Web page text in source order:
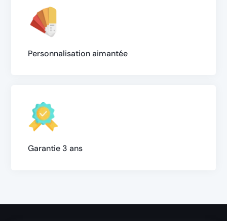
Personnalisation aimantée
Garantie 3 ans